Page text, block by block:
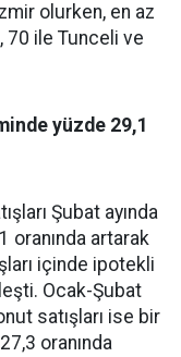
olurken, en az
70 ile Tunceli ve
yüzde 29,1
Şubat ayında
oranında artarak
içinde ipotekli
Ocak-Şubat
satışları ise bir
oranında